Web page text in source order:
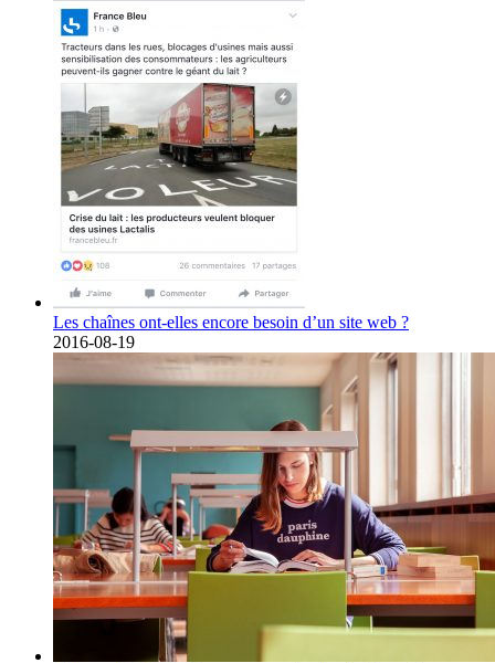
Les chaînes ont-elles encore besoin d’un site web ?
2016-08-19